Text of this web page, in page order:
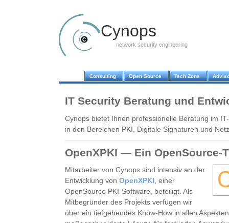
Cynops
network security engineering
Consulting Open Source Tech Zone
IT Security Beratung und
Cynops bietet Ihnen professionelle Beratung im
in den Bereichen PKI, Digitale Signaturen und
OpenXPKI — Ein OpenSource-
Mitarbeiter von Cynops sind intensiv an der
Entwicklung von OpenXPKI , einer
OpenSource PKI-Software, beteiligt. Als
Mitbegründer des Projekts verfügen wir
über ein tiefgehendes Know-How in allen